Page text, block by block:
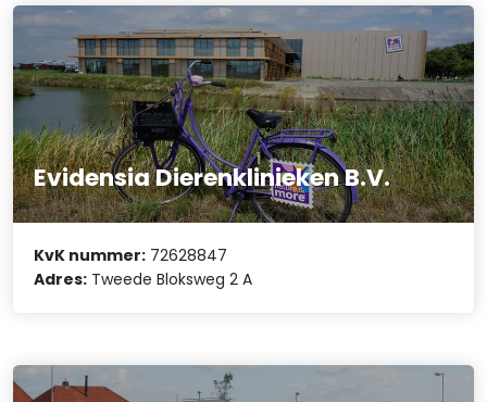
Evidensia Dierenklinieken B.V.
KvK nummer: 72628847
Adres: Tweede Bloksweg 2 A